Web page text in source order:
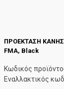
ΠΡΟΕΚΤΑΣΗ
FMA, Black
Κωδικός
Εναλλακτικός